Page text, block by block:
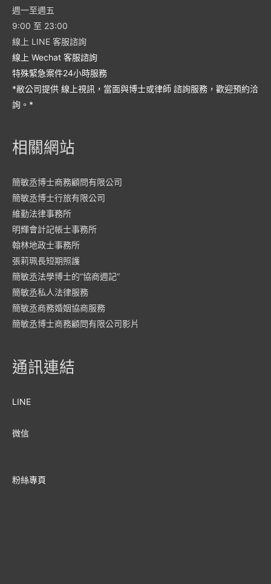
週一至週五
9:00 至 23:00
線上 LINE 客服諮詢
線上 Wechat 客服諮詢
特殊緊急案件24小時服務
*敝公司提供 線上視訊，當面與博士或律師 諮詢服務，歡迎預約洽
詢。*
相關網站
簡敏丞博士商務顧問有限公司
簡敏丞博士行旅有限公司
維勤法律事務所
明輝會計記帳士事務所
翰林地政士事務所
張莉珮長短期照護
簡敏丞法學博士的“協商週記”
簡敏丞私人法律服務
簡敏丞商務婚姻協商服務
簡敏丞博士商務顧問有限公司影片
通訊連結
LINE
微信
粉絲專頁